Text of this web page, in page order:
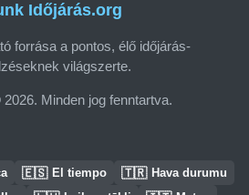
Időjárás.org
forrása a pontos, élő időjárás-
világszerte.
Minden jog fenntartva.
🇪🇸 El tiempo 🇹🇷 Hava durumu